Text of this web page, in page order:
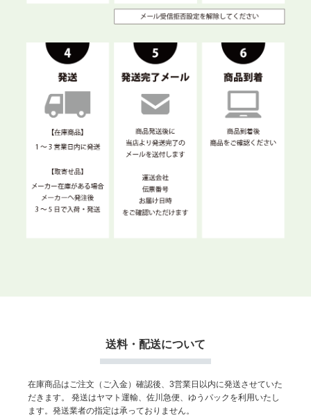
送料・配送について
在庫商品はご注文（ご入金）確認後、3営業日以内に発送させていた
だきます。
発送はヤマト運輸、佐川急便、ゆうパックを利用いたし
ます。発送業者の指定は承っておりません。